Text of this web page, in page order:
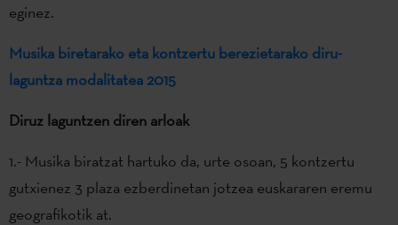
eginez.
Musika biretarako eta kontzertu berezietarako diru-
laguntza modalitatea 2015
Diruz laguntzen diren arloak
1.- Musika biratzat hartuko da, urte osoan, 5 kontzertu
gutxienez 3 plaza ezberdinetan jotzea euskararen eremu
geografikotik at.